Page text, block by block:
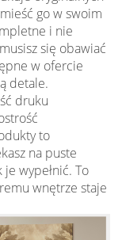
go w swoim
i nie
się obawiać
w ofercie
detale.
druku
to
na puste
wypełnić. To
wnętrze staje